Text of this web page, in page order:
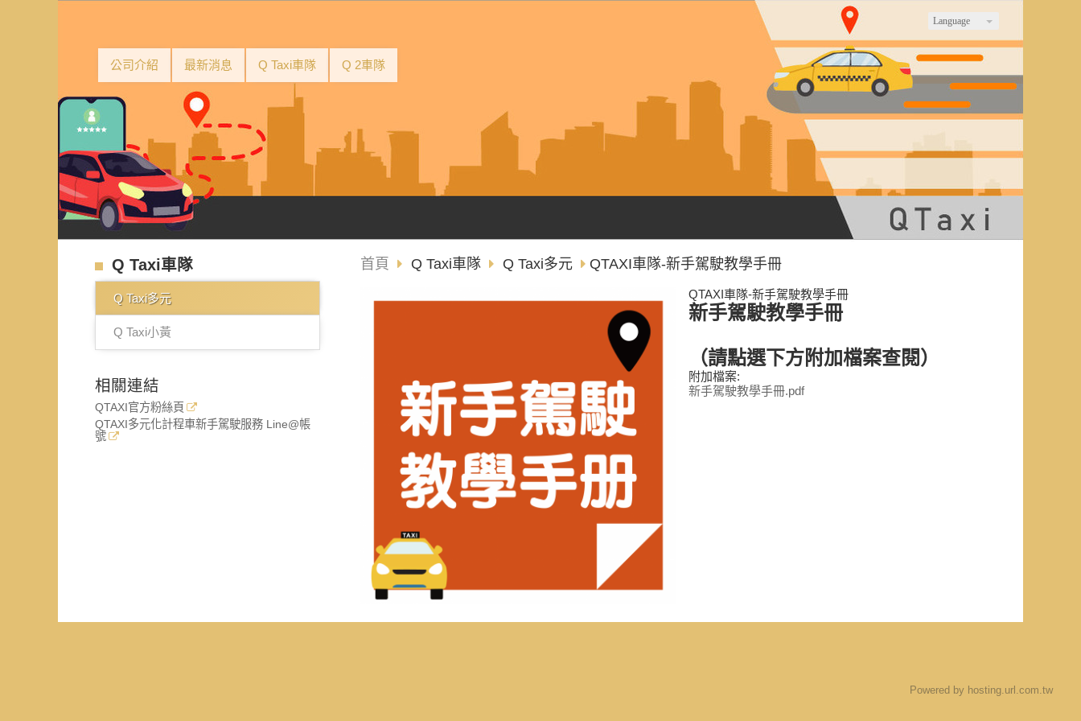
Language
公司介紹 最新消息 Q Taxi車隊 Q 2車隊
Q Taxi車隊
Q Taxi多元
Q Taxi小黃
相關連結
QTAXI官方粉絲頁
QTAXI多元化計程車新手駕駛服務 Line@帳
號
首頁 Q Taxi車隊 Q Taxi多元 QTAXI車隊-新手駕駛教學手冊
QTAXI車隊-新手駕駛教學手冊
新手駕駛教學手冊
（請點選下方附加檔案查閱）
附加檔案:
新手駕駛教學手冊.pdf
Powered by hosting.url.com.tw